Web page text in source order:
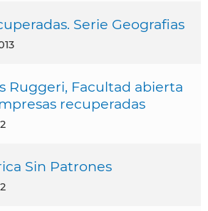
Serie Geografias
Ruggeri, Facultad abierta
recuperadas
Sin Patrones